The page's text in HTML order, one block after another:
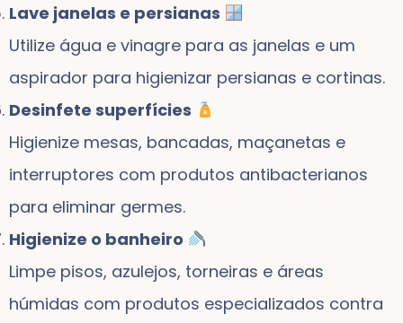
Lave janelas e persianas
Utilize água e vinagre para as janelas e um
aspirador para higienizar persianas e cortinas.
Desinfete superfícies
Higienize mesas, bancadas, maçanetas e
interruptores com produtos antibacterianos
para eliminar germes.
Higienize o banheiro
Limpe pisos, azulejos, torneiras e áreas
húmidas com produtos especializados contra